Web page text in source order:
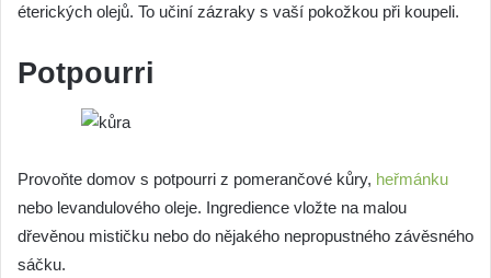
éterických olejů. To učiní zázraky s vaší pokožkou při koupeli.
Potpourri
Provoňte domov s potpourri z pomerančové kůry, heřmánku
nebo levandulového oleje. Ingredience vložte na malou
dřevěnou mističku nebo do nějakého nepropustného závěsného
sáčku.